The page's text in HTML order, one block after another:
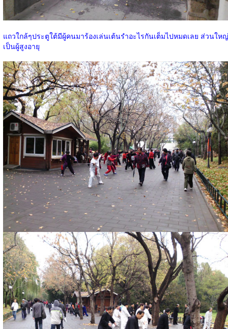
แถวใกล้ๆประตูใต้มีผู้คนมาร้องเล่นเต้นรำอะไรกันเต็มไปหมดเลย ส่วนใหญ่
เป็นผู้สูงอายุ